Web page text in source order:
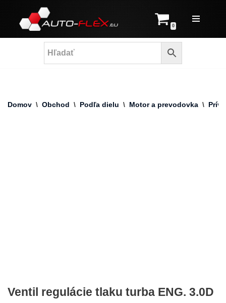
Prejsť
na
0
Domov \ Obchod \ Podľa dielu \ Motor a prevodovka \
Ventil regulácie tlaku turba ENG. 3.0D